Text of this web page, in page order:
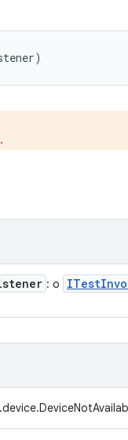
.
: o ITest